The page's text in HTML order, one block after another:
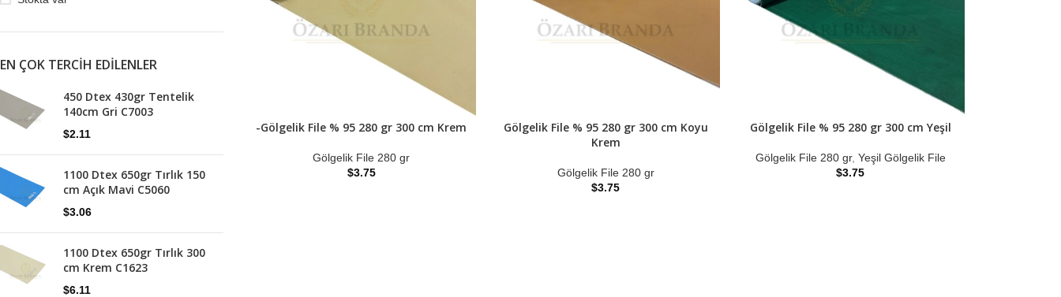
EN ÇOK TERCIH EDILENLER
450 Dtex 430gr Tentelik
140cm Gri C7003
$2.11
1100 Dtex 650gr Tırlık 150
cm Açık Mavi C5060
$3.06
1100 Dtex 650gr Tırlık 300
cm Krem C1623
$6.11
-Gölgelik File % 95 280 gr 300 cm Krem
Gölgelik File 280 gr
$3.75
Gölgelik File % 95 280 gr 300 cm Koyu
Krem
Gölgelik File 280 gr
$3.75
Gölgelik File % 95 280 gr 300 cm Yeşil
Gölgelik File 280 gr, Yeşil Gölgelik File
$3.75